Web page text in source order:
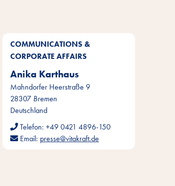
COMMUNICATIONS &
CORPORATE AFFAIRS
Anika Karthaus
Mahndorfer Heerstraße 9
28307 Bremen
Deutschland
Telefon: +49 0421 4896-150
Email: presse@vitakraft.de